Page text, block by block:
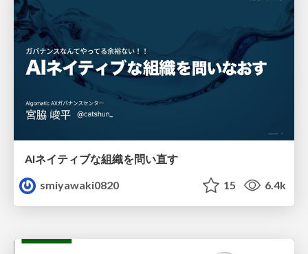
AIネイティブな組織を問い直す
smiyawaki0820
15 6.4k